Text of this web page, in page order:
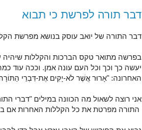
דבר תורה לפרשת כי תבוא
דבר התורה של יואב עוסק בנושא מפרשת
בפרשה מתואר טקס הברכות והקללות שיהיה
יעשה כך וכך וכל העם עונה אמן. וככה עוד
האחרונה: "אָרוּר אֲשֶׁר לֹא-יָקִים אֶת-דִּבְרֵי
אני רוצה לשאול מה הכוונה במילים "דברי
התורה מפרטת את כל הקללות האחרות אם